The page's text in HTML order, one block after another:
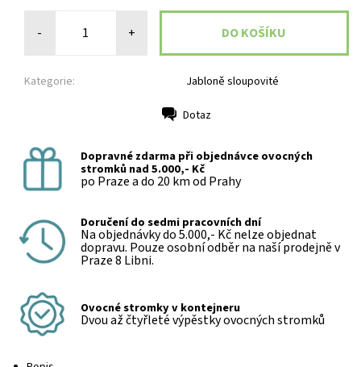
- +
Kategorie: Jabloně sloupovité
Dotaz
Dopravné zdarma při objednávce ovocných
stromků nad 5.000,- Kč
po Praze a do 20 km od Prahy
Doručení do sedmi pracovních dní
Na objednávky do 5.000,- Kč nelze objednat
dopravu. Pouze osobní odběr na naší prodejně v
Praze 8 Libni.
Ovocné stromky v kontejneru
Dvou až čtyřleté výpěstky ovocných stromků